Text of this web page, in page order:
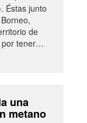
Éstas junto
de
por tener…
una
metano